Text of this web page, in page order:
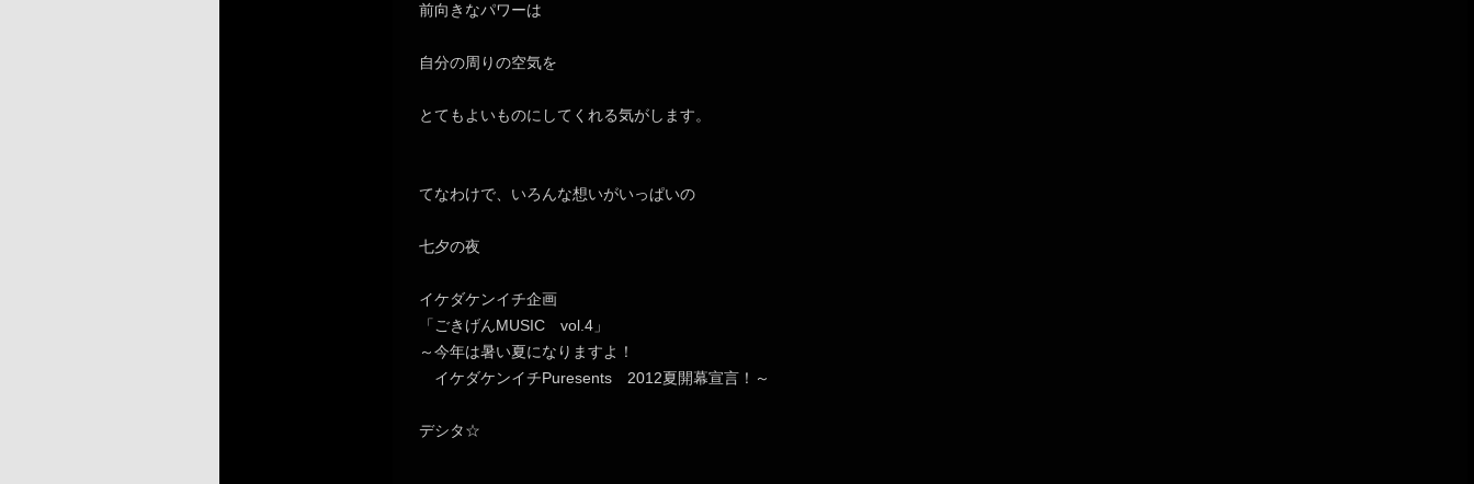
前向きなパワーは
自分の周りの空気を
とてもよいものにしてくれる気がします。
てなわけで、いろんな想いがいっぱいの
七夕の夜
イケダケンイチ企画
「ごきげんMUSIC vol.4」
～今年は暑い夏になりますよ！
イケダケンイチPuresents 2012夏開幕宣言！～
デシタ☆